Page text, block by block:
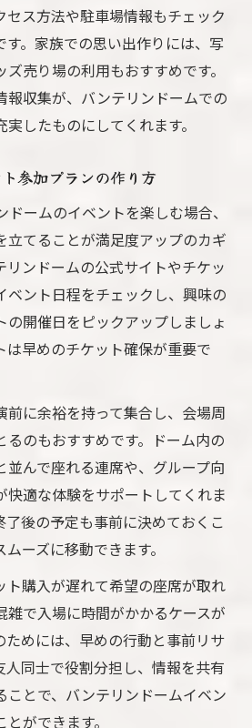
セス方法や駐車場情報もチェック
す。家族での思い出作りには、写
売り場の利用もおすすめです。
報収集が、バンテリンドームでの
したものにしてくれます。
参加プランの作り方
ームのイベントを楽しむ場合、
立てることが満足度アップのカギ
リンドームの公式サイトやチケッ
ベント日程をチェックし、興味の
の開催日をピックアップしましょ
は早めのチケット確保が重要で
前に余裕を持って集合し、会場周
るのもおすすめです。ドーム内の
並んで座れる連席や、グループ向
快適な体験をサポートしてくれま
了後の予定も事前に決めておくこ
ーズに移動できます。
ト購入が遅れて希望の座席が取れ
雑で入場に時間がかかるケースが
ためには、早めの行動と事前リサ
人同士で役割分担し、情報を共有
ことで、バンテリンドームイベン
ができます。